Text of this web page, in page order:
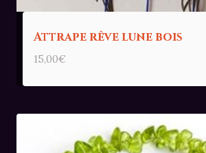
Attrape rêve lune bois
15,00€